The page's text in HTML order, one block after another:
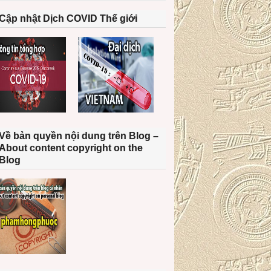
nhật Dịch COVID Thế giới
bản quyền nội dung trên Blog –
content copyright on the
Blog